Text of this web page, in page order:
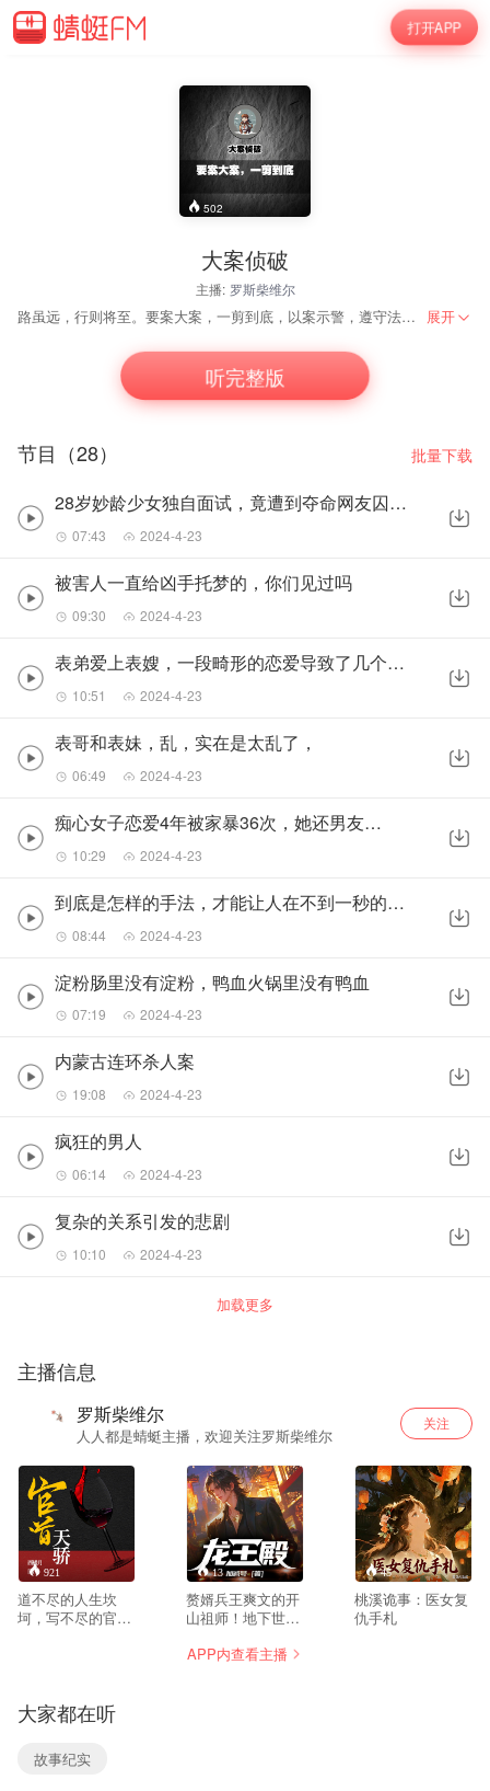
打开APP
502
大案侦破
主播: 罗斯柴维尔
路虽远，行则将至。要案大案，一剪到底，以案示警，遵守法律。 展开
听完整版
节目（28） 批量下载
28岁妙龄少女独自面试，竟遭到夺命网友囚禁凌辱五小时
07:43 2024-4-23
被害人一直给凶手托梦的，你们见过吗
09:30 2024-4-23
表弟爱上表嫂，一段畸形的恋爱导致了几个家庭的毁灭
10:51 2024-4-23
表哥和表妹，乱，实在是太乱了，
06:49 2024-4-23
痴心女子恋爱4年被家暴36次，她还男友37刀
10:29 2024-4-23
到底是怎样的手法，才能让人在不到一秒的时间离开世界
08:44 2024-4-23
淀粉肠里没有淀粉，鸭血火锅里没有鸭血
07:19 2024-4-23
内蒙古连环杀人案
19:08 2024-4-23
疯狂的男人
06:14 2024-4-23
复杂的关系引发的悲剧
10:10 2024-4-23
加载更多
主播信息
罗斯柴维尔
人人都是蜻蜓主播，欢迎关注罗斯柴维尔
关注
921
道不尽的人生坎
坷，写不尽的官场
了历史上最年轻的
镇长。斗贪平黑整
治安，过关斩将求
发展，且看他如何
13
赘婿兵王爽文的开
山祖师！地下世界
总裁家的女婿! 全
45
桃溪诡事：医女复
仇手札
APP内查看主播
大家都在听
故事纪实